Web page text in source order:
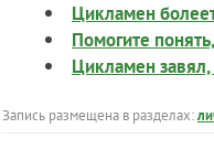
Цикламен
Помогите
Цикламен завял,
Запись размещена в разделах: